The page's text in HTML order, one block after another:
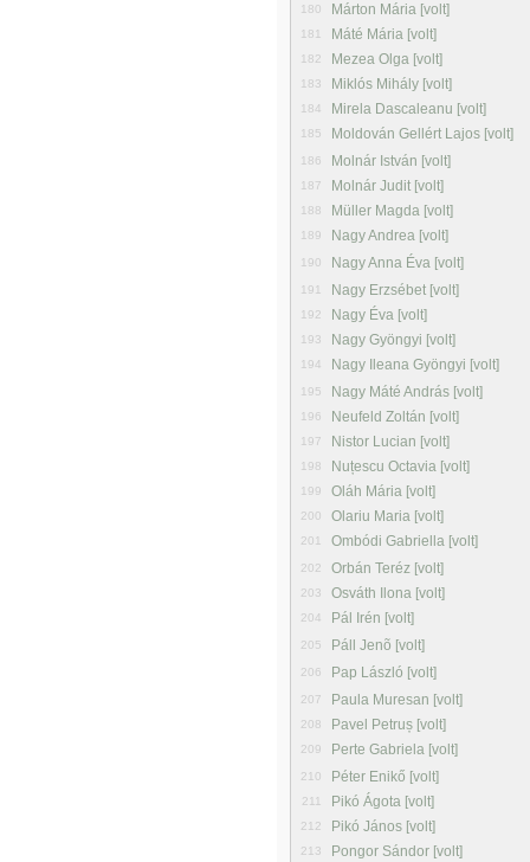
180 Márton Mária [volt]
181 Máté Mária [volt]
182 Mezea Olga [volt]
183 Miklós Mihály [volt]
184 Mirela Dascaleanu [volt]
185 Moldován Gellért Lajos [volt]
186 Molnár István [volt]
187 Molnár Judit [volt]
188 Müller Magda [volt]
189 Nagy Andrea [volt]
190 Nagy Anna Éva [volt]
191 Nagy Erzsébet [volt]
192 Nagy Éva [volt]
193 Nagy Gyöngyi [volt]
194 Nagy Ileana Gyöngyi [volt]
195 Nagy Máté András [volt]
196 Neufeld Zoltán [volt]
197 Nistor Lucian [volt]
198 Nuțescu Octavia [volt]
199 Oláh Mária [volt]
200 Olariu Maria [volt]
201 Ombódi Gabriella [volt]
202 Orbán Teréz [volt]
203 Osváth Ilona [volt]
204 Pál Irén [volt]
205 Páll Jenõ [volt]
206 Pap László [volt]
207 Paula Muresan [volt]
208 Pavel Petruș [volt]
209 Perte Gabriela [volt]
210 Péter Enikő [volt]
211 Pikó Ágota [volt]
212 Pikó János [volt]
213 Pongor Sándor [volt]